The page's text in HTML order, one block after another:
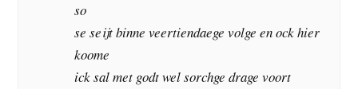
so
se seijt binne veertiendaege volge en ock hier
koome
ick sal met godt wel sorchge drage voort